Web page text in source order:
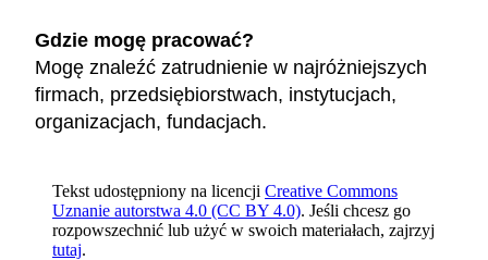
Gdzie mogę pracować?
Mogę znaleźć zatrudnienie w najróżniejszych
firmach, przedsiębiorstwach, instytucjach,
organizacjach, fundacjach.
Tekst udostępniony na licencji Creative Commons
Uznanie autorstwa 4.0 (CC BY 4.0). Jeśli chcesz go
rozpowszechnić lub użyć w swoich materiałach, zajrzyj
tutaj.